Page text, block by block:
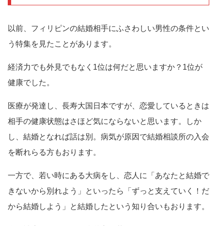
以前、フィリピンの結婚相手にふさわしい男性の条件とい
う特集を見たことがあります。
経済力でも外見でもなく1位は何だと思いますか？1位が
健康でした。
医療が発達し、長寿大国日本ですが、恋愛しているときは
相手の健康状態はさほど気にならないと思います。しか
し、結婚となれば話は別。病気が原因で結婚相談所の入会
を断れらる方もおります。
一方で、若い時にある大病をし、恋人に「あなたと結婚で
きないから別れよう」といったら「ずっと支えていく！だ
から結婚しよう」と結婚したという知り合いもおります。